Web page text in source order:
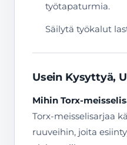
työtapaturmia.
Säilytä työkalut
Usein Kysyttyä,
Mihin Torx-
Torx-meisselisarjaa
ruuveihin, joita